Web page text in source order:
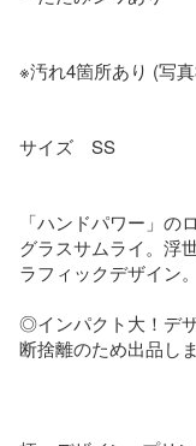
※汚れ4箇所あり (写
サイズ　SS
「ハンドパワー」
グラスサムライ。浮
ラフィックデザイン。
◎インパクト大！デ
断捨離のため出品しま